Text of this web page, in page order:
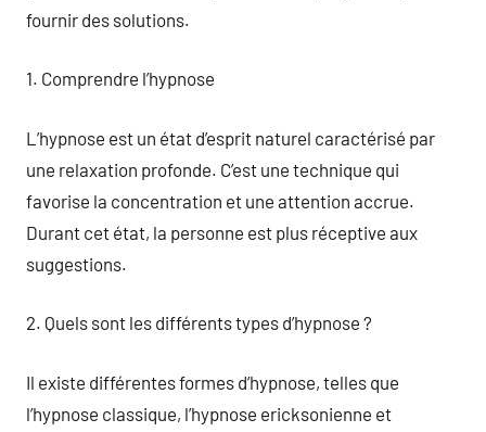
fournir des solutions.
1. Comprendre l’hypnose
L’hypnose est un état d’esprit naturel caractérisé par
une relaxation profonde. C’est une technique qui
favorise la concentration et une attention accrue.
Durant cet état, la personne est plus réceptive aux
suggestions.
2. Quels sont les différents types d’hypnose ?
Il existe différentes formes d’hypnose, telles que
l’hypnose classique, l’hypnose ericksonienne et